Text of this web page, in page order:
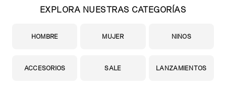
EXPLORA NUESTRAS CATEGORÍAS
HOMBRE MUJER NIÑOS
ACCESORIOS SALE LANZAMIENTOS